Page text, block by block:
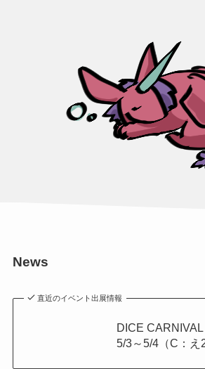
News
直近のイベント出展情報
DICE
5/3～5/4（C：え2